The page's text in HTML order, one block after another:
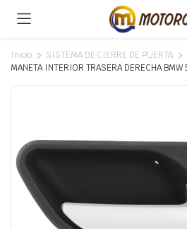
Inicio SISTEMA DE CIERRE DE PUERTA
MANETA INTERIOR TRASERA DERECHA